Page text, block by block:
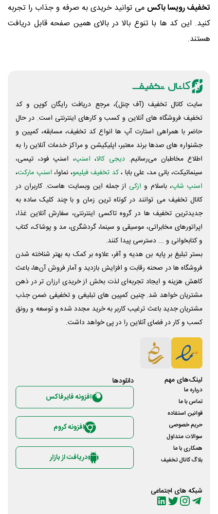
تخفیف رویسا باکس می توانید خریدی به صرفه و جذاب را تجربه
کنید. این کد ها با تنوع بالا در بالای همین صفحه قابل دریافت
هستند.
سایت کانال تخفیف (آف چنل)، مرجع دریافت رایگان کوپن و کد
تخفیف فروشگاه های آنلاین و کسب و‌ کارهای اینترنتی است. در حال
حاضر با همراهی استارت آپ ها انواع کد تخفیف، مسابقه، کمپین و
جشنواره های صدها برند معتبر، اپلیکیشن و مراکز خدمات آنلاین را به
اطلاع مخاطبان می‌رسانیم. دیجی کالا، اسنپ، اسنپ فود، تپسی،
سینماتیکت، بانی مد، علی‌ بابا ،کد تخفیف فیلیمو، نماوا، اسنپ مارکت،
اسنپ شاپ، باسلام و ازکی از جمله این وبسایت ‌هاست. کاربران در
کانال تخفیف می توانند در کوتاه ترین زمان و با چند کلیک ساده به
جدیدترین تخفیف ها در گروه تاکسی اینترنتی، سفارش آنلاین غذا،
اپراتورهای مخابراتی، موسیقی و سینما، گردشگری، مد و پوشاک، کتاب
و کتابخوانی و ... دسترسی پیدا کنند.
بستر تبلیغ بر پایه بن هدیه و آفر، علاوه بر کمک به بهتر شناخته شدن
فروشگاه ها در صحنه رقابت و افزایش بازدید و آمار فروش آن‌ها، باعث
کاهش هزینه و ایجاد تجربه‌ای لذت بخش از خریدی ارزان تر در ذهن
مشتریان خواهد شد. چنین کمپین های تبلیغی و تخفیفی ضمن جذب
مشتریان جدید باعث ترغیب کاربر به خرید مجدد شده و توسعه و رونق
کسب و کار در فضای آنلاین را در پی خواهد داشت.
لینک‌های مهم
درباره ما
تماس با ما
قوانین استفاده
حریم خصوصی
سوالات متداول
همکاری با ما
بلاگ کانال تخفیف
شبکه های اجتماعی
دانلود‌ها
افزونه فایرفاکس
افزونه کروم
دریافت از بازار